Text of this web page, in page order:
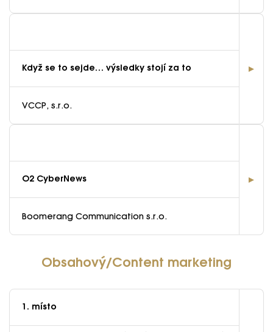
Ročník 2022
Ročník 2019
KONTAKTY
Když se to sejde… výsledky stojí za to
VCCP, s.r.o.
O2 CyberNews
Boomerang Communication s.r.o.
Obsahový/Content marketing
1. místo